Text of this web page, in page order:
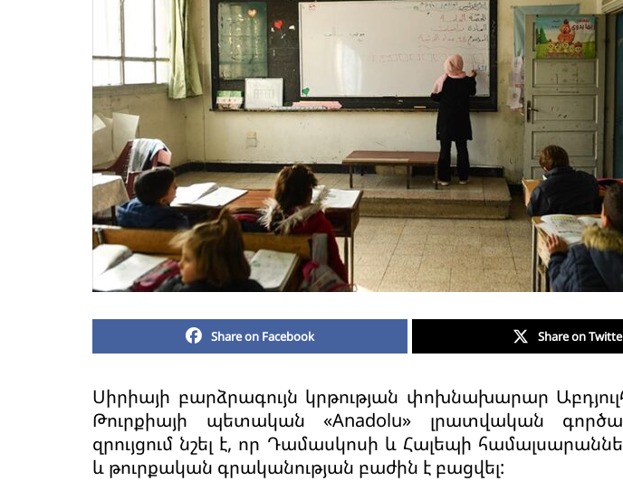
Share on Facebook Share on
Սիրիայի բարձրագույն կրթության փոխնախարար
Թուրքիայի պետական «Anadolu» լրատվական
զրույցում նշել է, որ Դամասկոսի և Հալեպի
և թուրքական գրականության բաժին է բացվել: